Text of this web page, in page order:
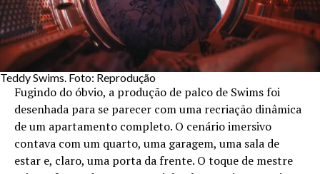
Teddy Swims. Foto: Reprodução
Fugindo do óbvio, a produção de palco de Swims foi
desenhada para se parecer com uma recriação dinâmica
de um apartamento completo. O cenário imersivo
contava com um quarto, uma garagem, uma sala de
estar e, claro, uma porta da frente. O toque de mestre